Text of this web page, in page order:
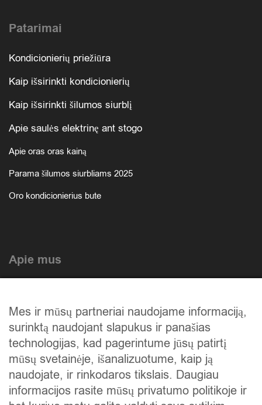
Patarimai
Kondicionierių priežiūra
Kaip išsirinkti kondicionierių
Kaip išsirinkti šilumos siurblį
Apie saulės elektrinę ant stogo
Apie oras oras kainą
Parama šilumos siurbliams 2025
Oro kondicionierius bute
Apie mus
Mūsų istorija
Privatumo politika
Slapukų politika
Atsiskaitymas
Mes ir mūsų partneriai naudojame informaciją,
surinktą naudojant slapukus ir panašias
technologijas, kad pagerintume jūsų patirtį
mūsų svetainėje, išanalizuotume, kaip ją
naudojate, ir rinkodaros tikslais. Daugiau
informacijos rasite mūsų privatumo politikoje ir